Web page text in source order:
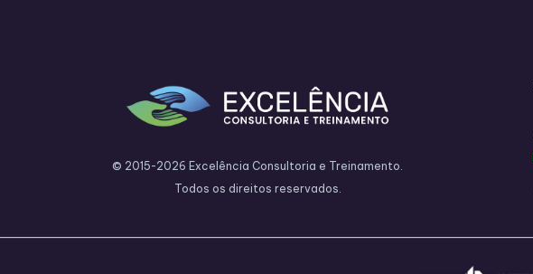
© 2015-2026 Excelência Consultoria e Treinamento.
Todos os direitos reservados.